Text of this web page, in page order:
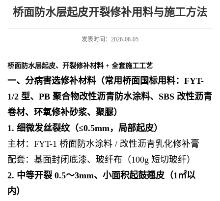
料与施工方法
桥面防水层起皮开裂修补用料与施工方法
发表时间：2026-06-05
桥面防水层起皮、开裂修补材料 + 全套施工工艺
一、分病害选修补材料（常用桥面国标用料：FYT-
1/2 型、PB 聚合物改性沥青防水涂料、SBS 改性沥青
卷材、环氧修补砂浆、聚脲）
1. 细微发丝裂纹（≤0.5mm，局部起皮）
主材：FYT-1 桥面防水涂料 / 改性沥青乳化修补膏
配套：基面封闭底漆、玻纤布（100g 短切玻纤）
2. 中等开裂 0.5～3mm、小面积起鼓翘皮（1㎡以
内）